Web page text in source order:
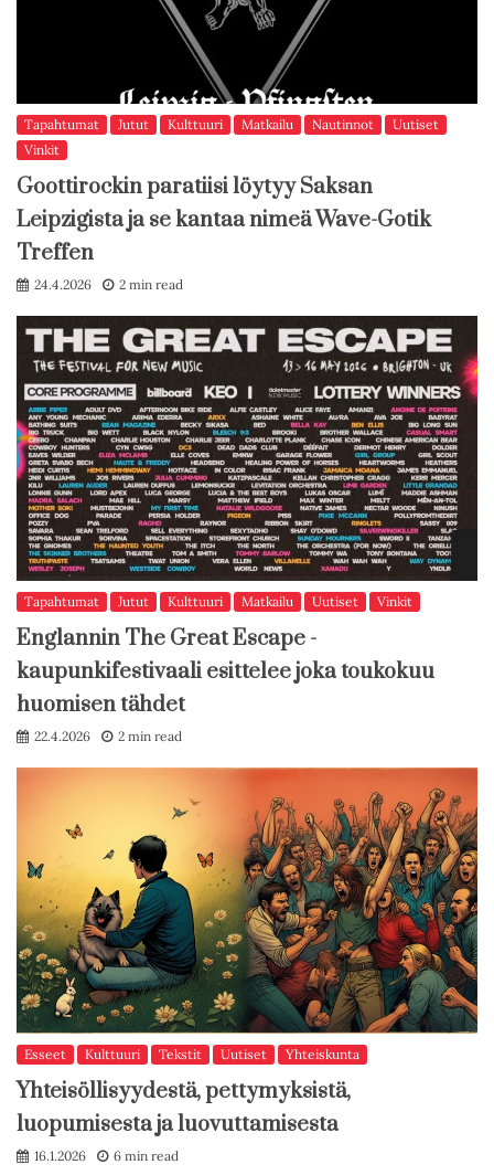
Tapahtumat Jutut Kulttuuri Matkailu Nautinnot
Uutiset
Vinkit
Goottirockin paratiisi löytyy Saksan
Leipzigista ja se kantaa nimeä Wave-Gotik
Treffen
24.4.2026 2 min read
Tapahtumat Jutut Kulttuuri Matkailu Uutiset Vinkit
Englannin The Great Escape -
kaupunkifestivaali esittelee joka toukokuu
huomisen tähdet
22.4.2026 2 min read
Esseet Kulttuuri Tekstit Uutiset Yhteiskunta
Yhteisöllisyydestä, pettymyksistä,
luopumisesta ja luovuttamisesta
16.1.2026 6 min read